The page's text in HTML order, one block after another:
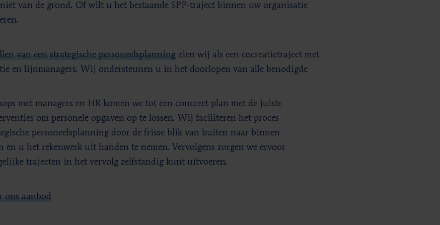
van de grond. Of wilt u het bestaande SPP-traject binnen uw organisatie
van een strategische personeelsplanningzien wij als een cocreatietraject met
en lijnmanagers. Wij ondersteunen u in het doorlopen van alle benodigde
met managers en HR komen we tot een concreet plan met de juiste
om personele opgaven op te lossen. Wij faciliteren het proces
personeelsplanning door de frisse blik van buiten naar binnen
en u het rekenwerk uit handen te nemen. Vervolgens zorgen we ervoor
trajecten in het vervolg zelfstandig kunt uitvoeren.
ons aanbod